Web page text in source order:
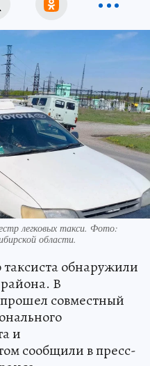
легковых такси. Фото:
области.
обнаружили
В
совместный
и
сообщили в пресс-